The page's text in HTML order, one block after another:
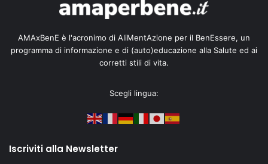
AMAxBenE è l'acronimo di AliMentAzione per il BenEssere, un
programma di informazione e di (auto)educazione alla Salute ed ai
corretti stili di vita.
Scegli lingua:
Iscriviti alla Newsletter